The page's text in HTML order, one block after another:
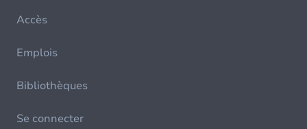
Accès
Emplois
Bibliothèques
Se connecter